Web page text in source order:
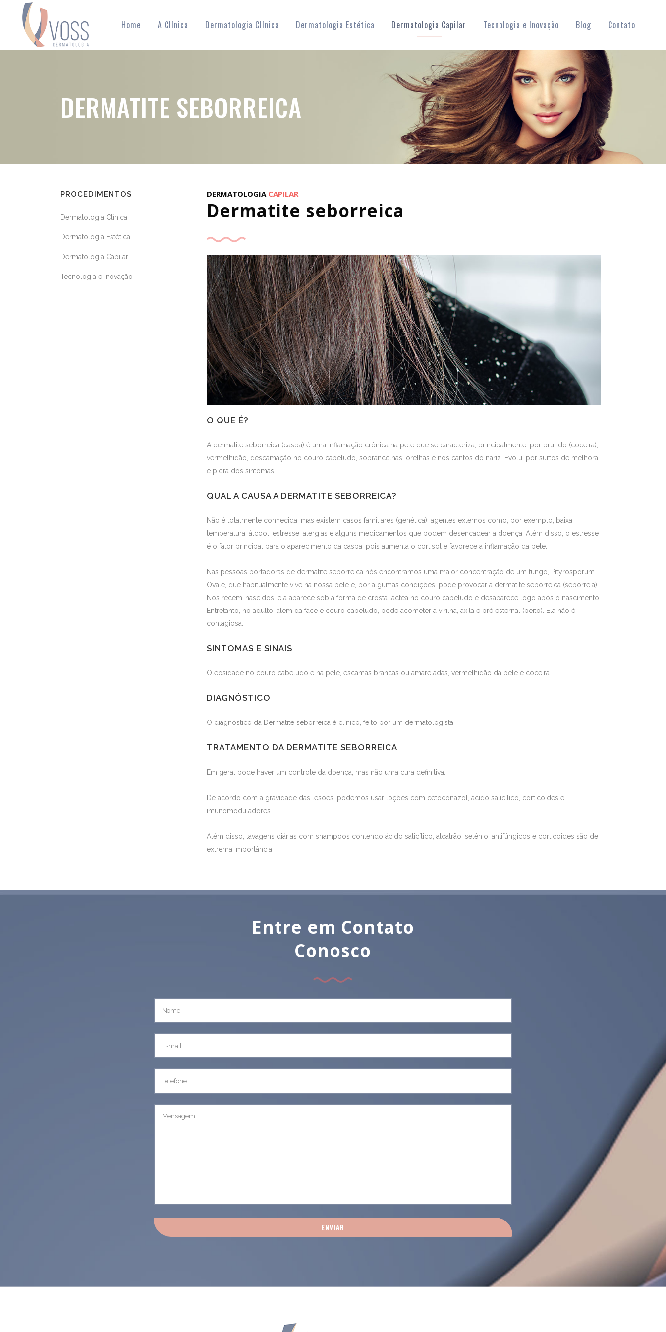
Home A Clínica Dermatologia Clínica Dermatologia Estética Dermatologia Capilar Tecnologia e Inovação Blog Contato
DERMATITE SEBORREICA
PROCEDIMENTOS
Dermatologia Clínica
Dermatologia Estética
Dermatologia Capilar
Tecnologia e Inovação
DERMATOLOGIA CAPILAR
Dermatite seborreica
O QUE É?
A dermatite seborreica (caspa) é uma inflamação crônica na pele que se caracteriza, principalmente, por prurido (coceira),
vermelhidão, descamação no couro cabeludo, sobrancelhas, orelhas e nos cantos do nariz. Evolui por surtos de melhora
e piora dos sintomas.
QUAL A CAUSA A DERMATITE SEBORREICA?
Não é totalmente conhecida, mas existem casos familiares (genética), agentes externos como, por exemplo, baixa
temperatura, álcool, estresse, alergias e alguns medicamentos que podem desencadear a doença. Além disso, o estresse
é o fator principal para o aparecimento da caspa, pois aumenta o cortisol e favorece a inflamação da pele.
Nas pessoas portadoras de dermatite seborreica nós encontramos uma maior concentração de um fungo, Pityrosporum
Ovale, que habitualmente vive na nossa pele e, por algumas condições, pode provocar a dermatite seborreica (seborreia).
Nos recém-nascidos, ela aparece sob a forma de crosta láctea no couro cabeludo e desaparece logo após o nascimento.
Entretanto, no adulto, além da face e couro cabeludo, pode acometer a virilha, axila e pré esternal (peito). Ela não é
contagiosa.
SINTOMAS E SINAIS
Oleosidade no couro cabeludo e na pele, escamas brancas ou amareladas, vermelhidão da pele e coceira.
DIAGNÓSTICO
O diagnóstico da Dermatite seborreica é clínico, feito por um dermatologista.
TRATAMENTO DA DERMATITE SEBORREICA
Em geral pode haver um controle da doença, mas não uma cura definitiva.
De acordo com a gravidade das lesões, podemos usar loções com cetoconazol, ácido salicílico, corticoides e
imunomoduladores.
Além disso, lavagens diárias com shampoos contendo ácido salicílico, alcatrão, selênio, antifúngicos e corticoides são de
extrema importância.
Entre em Contato
Conosco